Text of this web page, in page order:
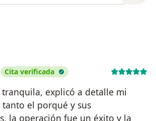
Cita verificada
explicó a detalle mi
el porqué y sus
la operación fue un éxito y la